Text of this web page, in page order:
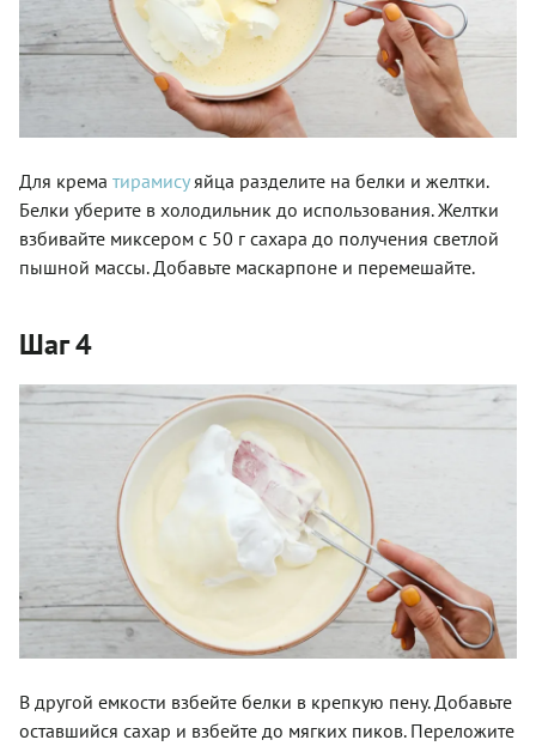
Для крема тирамису яйца разделите на белки и желтки.
Белки уберите в холодильник до использования. Желтки
взбивайте миксером с 50 г сахара до получения светлой
пышной массы. Добавьте маскарпоне и перемешайте.
Шаг 4
В другой емкости взбейте белки в крепкую пену. Добавьте
оставшийся сахар и взбейте до мягких пиков. Переложите